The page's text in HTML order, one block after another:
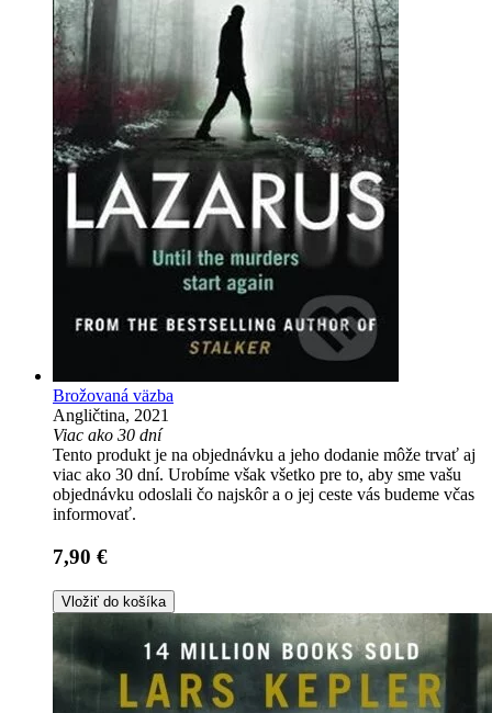
Brožovaná väzba
Angličtina, 2021
Viac ako 30 dní
Tento produkt je na objednávku a jeho dodanie môže trvať aj
viac ako 30 dní. Urobíme však všetko pre to, aby sme vašu
objednávku odoslali čo najskôr a o jej ceste vás budeme včas
informovať.
7,90 €
Vložiť do košíka